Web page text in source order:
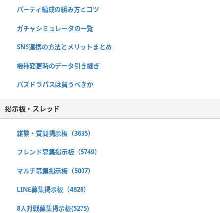
パーティ編成の組み方とコツ
ガチャシミュレータの一覧
SNS連携の方法とメリットまとめ
機種変更時のデータ引き継ぎ
パズドラパスは買うべきか
掲示板・スレッド
雑談・質問掲示板（3635）
フレンド募集掲示板（5749）
マルチ募集掲示板（5007）
LINE募集掲示板（4828）
8人対戦募集掲示板(5275)